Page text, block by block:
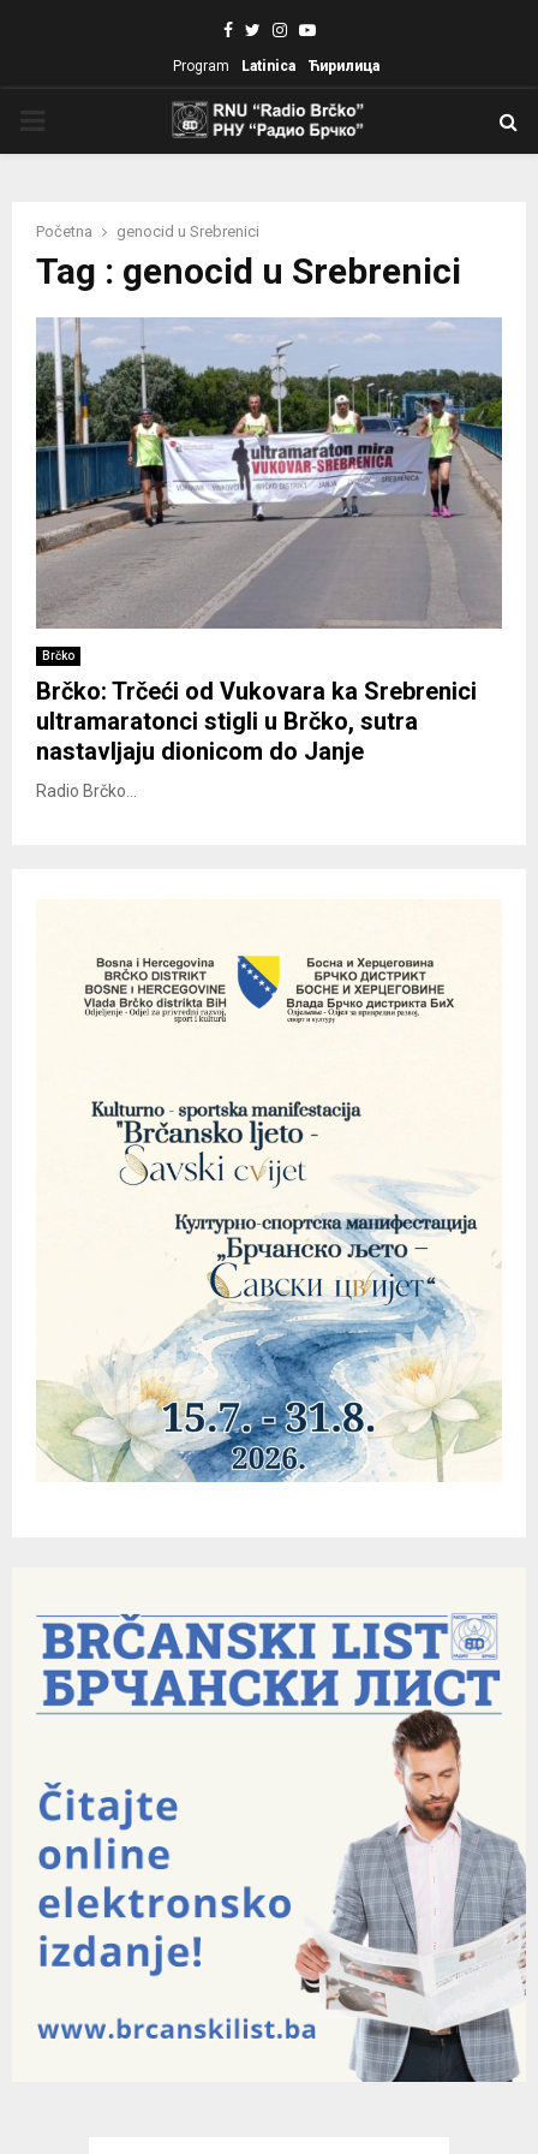
Facebook
TwitterInstagram
Youtube
Program Latinica Ћирилица
Početna genocid u Srebrenici
Tag : genocid u Srebrenici
Brčko
Brčko: Trčeći od Vukovara ka Srebrenici
ultramaratonci stigli u Brčko, sutra
nastavljaju dionicom do Janje
Radio Brčko...